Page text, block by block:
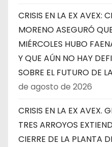
CRISIS EN LA EX AVEX:
MORENO ASEGURÓ
MIÉRCOLES HUBO
Y QUE AÚN NO HAY
SOBRE EL FUTURO DE
de agosto de 2026
CRISIS EN LA EX AVEX.
TRES ARROYOS
CIERRE DE LA PLANTA